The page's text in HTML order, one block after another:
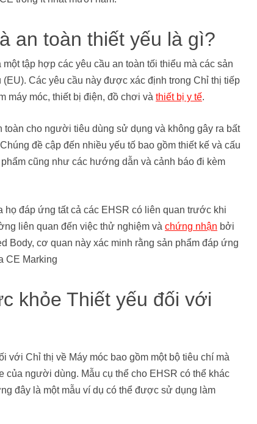
an toàn thiết yếu là gì?
tập hợp các yêu cầu an toàn tối thiểu mà các sản
Các yêu cầu này được xác định trong Chỉ thị tiếp
máy móc, thiết bị điện, đồ chơi và thiết bị y tế.
cho người tiêu dùng sử dụng và không gây ra bất
đề cập đến nhiều yếu tố bao gồm thiết kế và cấu
cũng như các hướng dẫn và cảnh báo đi kèm
họ đáp ứng tất cả các EHSR có liên quan trước khi
liên quan đến việc thử nghiệm và chứng nhận bởi
Body, cơ quan này xác minh rằng sản phẩm đáp ứng
CE Marking
khỏe Thiết yếu đối với
với Chỉ thị về Máy móc bao gồm một bộ tiêu chí mà
của người dùng. Mẫu cụ thể cho EHSR có thể khác
đây là một mẫu ví dụ có thể được sử dụng làm